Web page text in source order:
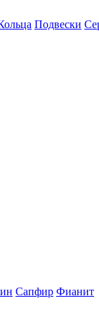
Подвески
Сапфир Фианит